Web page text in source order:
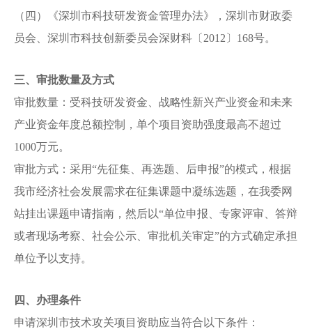
（四）《深圳市科技研发资金管理办法》，深圳市财政委
员会、深圳市科技创新委员会深财科〔2012〕168号。
三、审批数量及方式
审批数量：受科技研发资金、战略性新兴产业资金和未来
产业资金年度总额控制，单个项目资助强度最高不超过
1000万元。
审批方式：采用“先征集、再选题、后申报”的模式，根据
我市经济社会发展需求在征集课题中凝练选题，在我委网
站挂出课题申请指南，然后以“单位申报、专家评审、答辩
或者现场考察、社会公示、审批机关审定”的方式确定承担
单位予以支持。
四、办理条件
申请深圳市技术攻关项目资助应当符合以下条件：